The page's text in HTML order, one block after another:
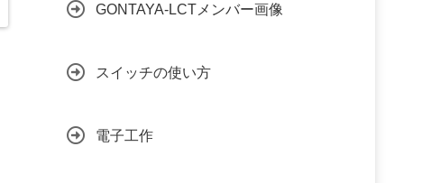
GONTAYA-LCTメンバー画像
スイッチの使い方
電子工作